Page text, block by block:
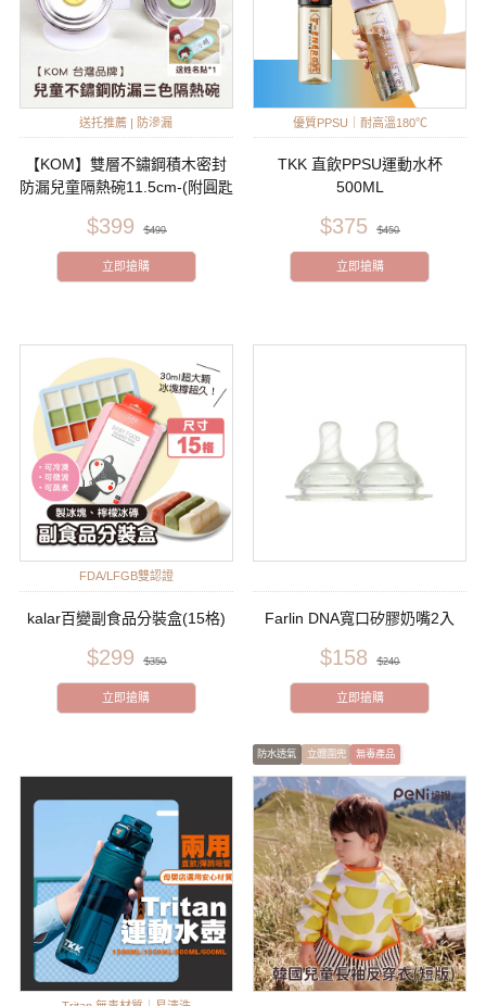
送托推薦 | 防滲漏
【KOM】雙層不鏽鋼積木密封
防漏兒童隔熱碗11.5cm-(附圓匙
$399 $499
立即搶購
優質PPSU｜耐高溫180℃
TKK 直飲PPSU運動水杯
500ML
$375 $450
立即搶購
FDA/LFGB雙認證
kalar百變副食品分裝盒(15格)
$299 $350
立即搶購
Farlin DNA寬口矽膠奶嘴2入
$158 $240
立即搶購
防水透氣 立體圍兜 無毒產品